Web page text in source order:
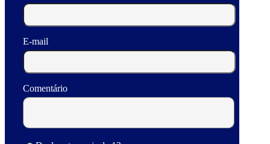
E-mail
Comentário